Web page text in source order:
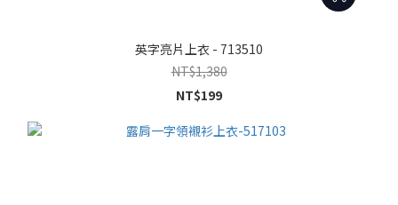
英字亮片上衣 - 713510
NT$1,380
NT$199